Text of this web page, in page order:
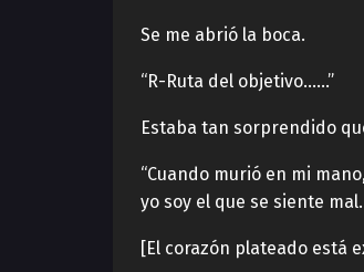
Se me abrió la boca.
“R-Ruta del objetivo……”
Estaba tan sorprendido
“Cuando murió en mi
yo soy el que se siente
[El corazón plateado está